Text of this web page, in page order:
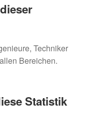
Techniker
Bereichen.
Statistik